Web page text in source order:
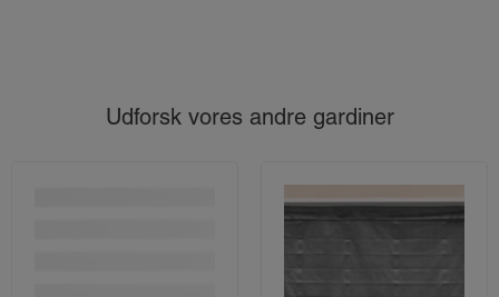
Udforsk vores andre gardiner